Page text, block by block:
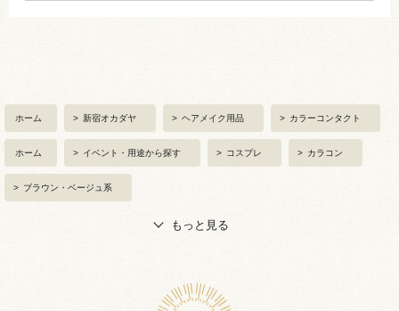
ホーム > 新宿オカダヤ > ヘアメイク用品 > カラーコンタクト
ホーム > イベント・用途から探す > コスプレ > カラコン
> ブラウン・ベージュ系
もっと見る